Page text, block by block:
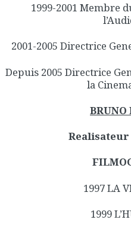
1999-2001 Membre
2001-2005 Directrice
Depuis 2005 Directrice
la
BRUNO
1997 LA
1999